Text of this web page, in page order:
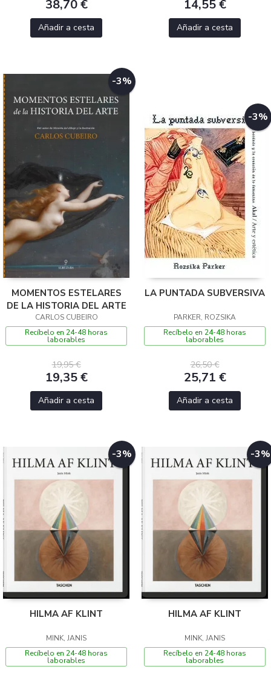
38,70 €
Añadir a cesta
14,55 €
Añadir a cesta
-3%
MOMENTOS ESTELARES
DE LA HISTORIA DEL ARTE
CARLOS CUBEIRO
Recíbelo en 24-48 horas
laborables
19,95 €
19,35 €
Añadir a cesta
-3%
LA PUNTADA SUBVERSIVA
PARKER, ROZSIKA
Recíbelo en 24-48 horas
laborables
26,50 €
25,71 €
Añadir a cesta
-3%
HILMA AF KLINT
MINK, JANIS
Recíbelo en 24-48 horas
laborables
-3%
HILMA AF KLINT
MINK, JANIS
Recíbelo en 24-48 horas
laborables